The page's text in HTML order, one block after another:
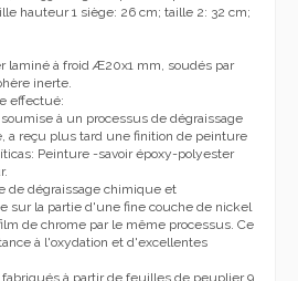
hauteur 1 siège: 26 cm; taille 2: 32 cm;
laminé à froid Æ20x1 mm, soudés par
inerte.
effectué:
à un processus de dégraissage
a reçu plus tard une finition de peinture
Peinture -savoir époxy-polyester
de dégraissage chimique et
sur la partie d'une fine couche de nickel
de chrome par le même processus. Ce
à l'oxydation et d'excellentes
à partir de feuilles de peuplier 9